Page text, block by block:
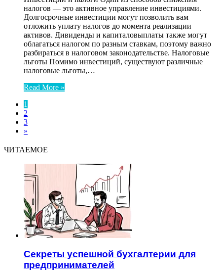
налогов — это активное управление инвестициями.
Долгосрочные инвестиции могут позволить вам
отложить уплату налогов до момента реализации
активов. Дивиденды и капиталовыплаты также могут
облагаться налогом по разным ставкам, поэтому важно
разбираться в налоговом законодательстве. Налоговые
льготы Помимо инвестиций, существуют различные
налоговые льготы,…
Read More »
1
2
3
»
ЧИТАЕМОЕ
Секреты успешной бухгалтерии для
предпринимателей